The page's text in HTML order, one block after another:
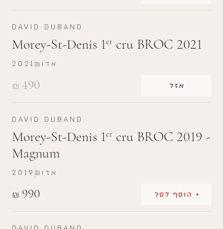
DAVID DUBAND
Morey-St-Denis 1er cru BROC 2021
₪ 490 אזל
2021 אדום
DAVID DUBAND
Morey-St-Denis 1er cru BROC 2019 -
Magnum
₪ 990 + הוסף לסל
2019 אדום